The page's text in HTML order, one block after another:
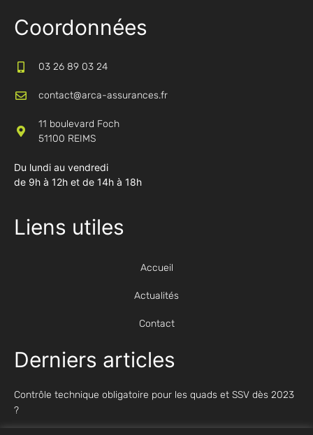
Coordonnées
03 26 89 03 24
contact@arca-assurances.fr
11 boulevard Foch
51100 REIMS
Du lundi au vendredi
de 9h à 12h et de 14h à 18h
Liens utiles
Accueil
Actualités
Contact
Derniers articles
Contrôle technique obligatoire pour les quads et SSV dès 2023
?